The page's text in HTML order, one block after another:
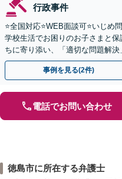
行政事件
⭐️全国対応⭐️WEB面談可⭐️いじめ
学校生活でお困りのお子さまと
ちに寄り添い、「適切な問題解
料】
事例を見る(2件)
電話でお問い合わせ
徳島市に所在する弁護士